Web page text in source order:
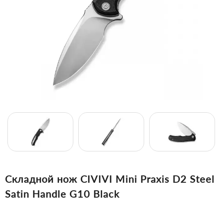
Складной нож CIVIVI Mini Praxis D2 Steel
Satin Handle G10 Black